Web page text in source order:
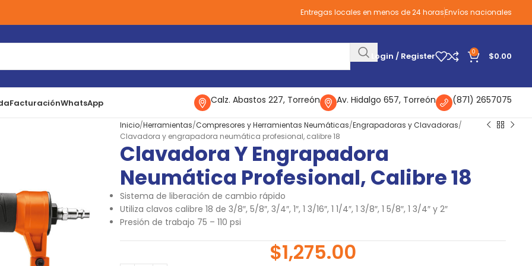
Entregas locales en menos de 24 horasEnvíos nacionales
Login / Register 0 $0.00
FacturaciónWhatsApp Calz. Abastos 227, Torreón Av. Hidalgo 657, Torreón (871) 2657075
Inicio Herramientas Compresores y Herramientas Neumáticas Engrapadoras y Clavadoras
Clavadora y engrapadora neumática profesional, calibre 18
Clavadora Y Engrapadora
Neumática Profesional, Calibre 18
Sistema de liberación de cambio rápido
Utiliza clavos calibre 18 de 3/8″, 5/8″, 3/4″, 1″, 1 3/16″, 1 1/4″, 1 3/8″, 1 5/8″, 1 3/4″ y 2″
Presión de trabajo 75 – 110 psi
$1,275.00